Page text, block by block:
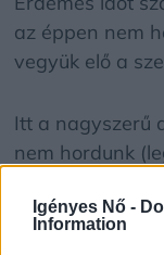
Igényes Nő -
Information
az éppen nem
vegyük elő a
Itt a nagyszerű
nem hordunk
mert
azonban csak